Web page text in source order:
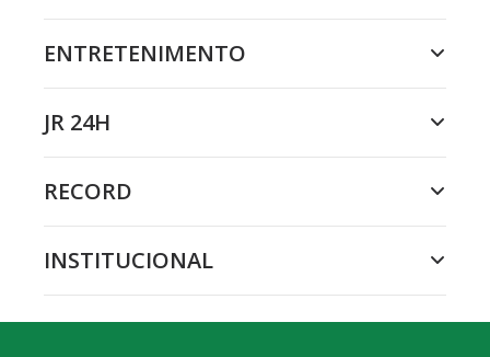
ENTRETENIMENTO
JR 24H
RECORD
INSTITUCIONAL